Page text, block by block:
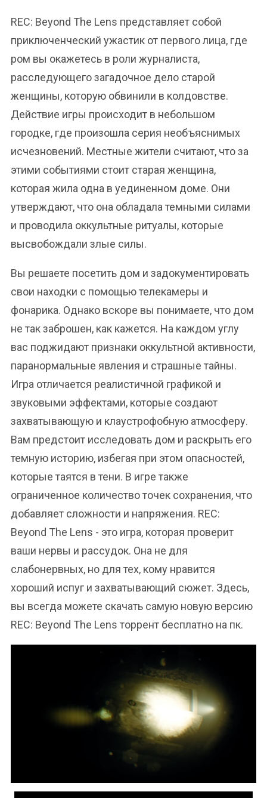
REC: Beyond The Lens представляет собой
приключенческий ужастик от первого лица, где
ром вы окажетесь в роли журналиста,
расследующего загадочное дело старой
женщины, которую обвинили в колдовстве.
Действие игры происходит в небольшом
городке, где произошла серия необъяснимых
исчезновений. Местные жители считают, что за
этими событиями стоит старая женщина,
которая жила одна в уединенном доме. Они
утверждают, что она обладала темными силами
и проводила оккультные ритуалы, которые
высвобождали злые силы.
Вы решаете посетить дом и задокументировать
свои находки с помощью телекамеры и
фонарика. Однако вскоре вы понимаете, что дом
не так заброшен, как кажется. На каждом углу
вас поджидают признаки оккультной активности,
паранормальные явления и страшные тайны.
Игра отличается реалистичной графикой и
звуковыми эффектами, которые создают
захватывающую и клаустрофобную атмосферу.
Вам предстоит исследовать дом и раскрыть его
темную историю, избегая при этом опасностей,
которые таятся в тени. В игре также
ограниченное количество точек сохранения, что
добавляет сложности и напряжения. REC:
Beyond The Lens - это игра, которая проверит
ваши нервы и рассудок. Она не для
слабонервных, но для тех, кому нравится
хороший испуг и захватывающий сюжет. Здесь,
вы всегда можете скачать самую новую версию
REC: Beyond The Lens торрент бесплатно на пк.